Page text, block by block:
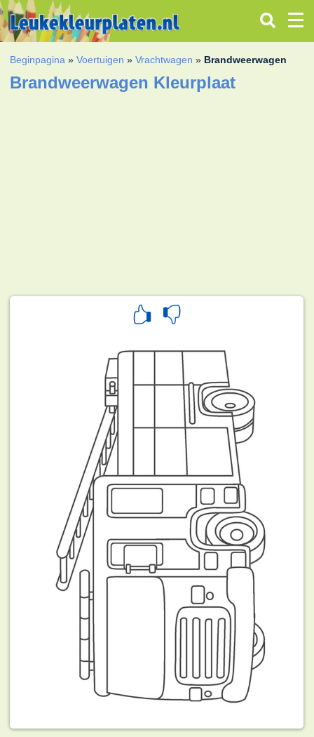
Beginpagina »Voertuigen »Vrachtwagen » Brandweerwagen
Brandweerwagen Kleurplaat